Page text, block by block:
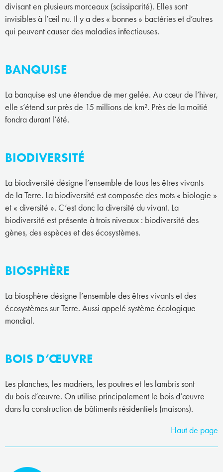
divisant en plusieurs morceaux (scissiparité). Elles sont
invisibles à l’œil nu. Il y a des « bonnes » bactéries et d’autres
qui peuvent causer des maladies infectieuses.
BANQUISE
La banquise est une étendue de mer gelée. Au cœur de l’hiver,
elle s’étend sur près de 15 millions de km². Près de la moitié
fondra durant l’été.
BIODIVERSITÉ
La biodiversité désigne l’ensemble de tous les êtres vivants
de la Terre. La biodiversité est composée des mots « biologie »
et « diversité ». C’est donc la diversité du vivant. La
biodiversité est présente à trois niveaux : biodiversité des
gènes, des espèces et des écosystèmes.
BIOSPHÈRE
La biosphère désigne l’ensemble des êtres vivants et des
écosystèmes sur Terre. Aussi appelé système écologique
mondial.
BOIS D’ŒUVRE
Les planches, les madriers, les poutres et les lambris sont
du bois d’œuvre. On utilise principalement le bois d’œuvre
dans la construction de bâtiments résidentiels (maisons).
Haut de page